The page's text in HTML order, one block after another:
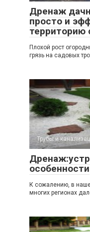
Дренаж
просто и
территорию
Плохой рост
грязь на садовых
Трубы и
особенности
К сожалению, в
многих регионах